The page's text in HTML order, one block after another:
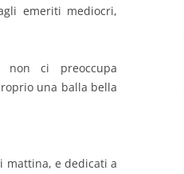
emeriti mediocri,
ci preoccupa
una balla bella
mattina, e dedicati a